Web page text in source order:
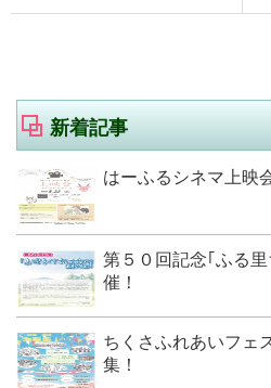
新着記事
はーふるシネマ上映
第５０回記念｢ふる
催！
ちくさふれあいフェ
集！